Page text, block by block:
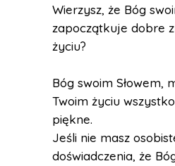
Wierzysz, że Bóg
zapoczątkuje dobre
życiu?
Bóg swoim Słowem,
Twoim życiu
piękne.
Jeśli nie masz
doświadczenia, że